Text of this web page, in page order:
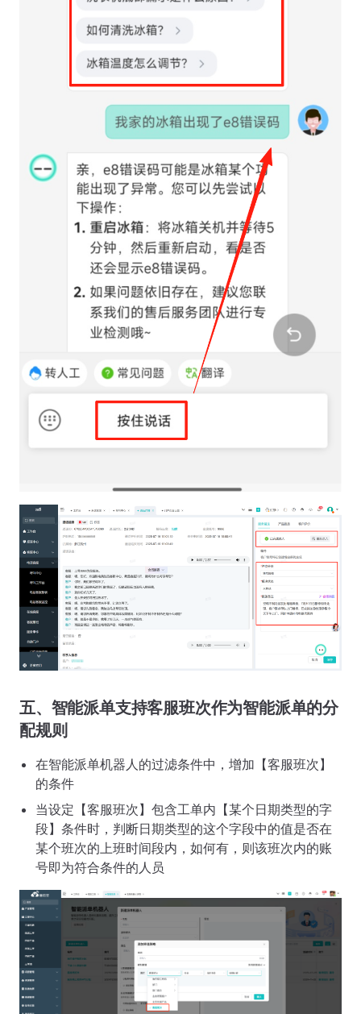
五、智能派单支持客服班次作为智能派单的分
配规则
在智能派单机器人的过滤条件中，增加【客服班次】
的条件
当设定【客服班次】包含工单内【某个日期类型的字
段】条件时，判断日期类型的这个字段中的值是否在
某个班次的上班时间段内，如何有，则该班次内的账
号即为符合条件的人员